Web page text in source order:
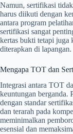
Namun, sertifikasi
harus diikuti dengan
antara program
sertifikasi sangat
kertas bukti tetapi juga
diterapkan di lapangan.
Mengapa TOT dan
Integrasi antara TOT
keuntungan berganda.
dengan standar
dan terarah pada
meminimalkan
esensial dan